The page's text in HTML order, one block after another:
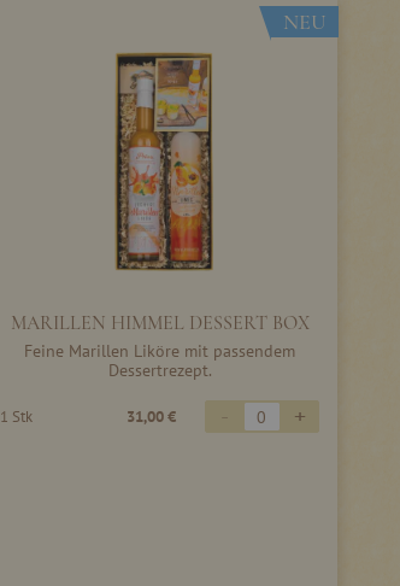
NEU
MARILLEN HIMMEL DESSERT BOX
Feine Marillen Liköre mit passendem
Dessertrezept.
1 Stk 31,00 € - +